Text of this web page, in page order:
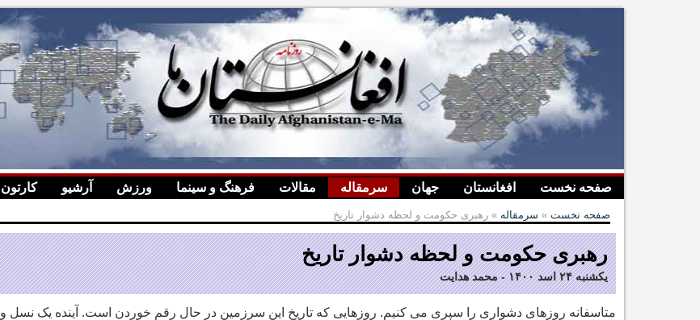
صفحه نخست افغانستان جهان سرمقاله مقالات فرهنگ و سینما ورزش آرشیو کارتون
صفحه نخست » سرمقاله » رهبری حکومت و لحظه دشوار تاریخ
رهبری حکومت و لحظه دشوار تاریخ
یکشنبه ۲۴ اسد ۱۴۰۰ -محمد هدایت
متاسفانه روزهای دشواری را سپری می کنیم. روزهایی که تاریخ این سرزمین در حال رقم خوردن است. آینده یک نسل و